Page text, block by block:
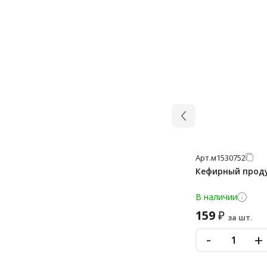
Арт.м1530752
Кефирный
В наличии
159₽ за шт.
- +